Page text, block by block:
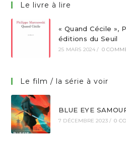
Le livre à lire
« Quand Cécile »,
éditions du Seuil
25 MARS 2024 / 0
Le film / la série à voir
BLUE EYE
7 DÉCEMBRE 2023 / 0